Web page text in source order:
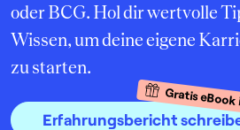
oder BCG. Hol dir wertvolle
Wissen, um deine eigene
zu starten.
Erfahrungsbericht
Gratis